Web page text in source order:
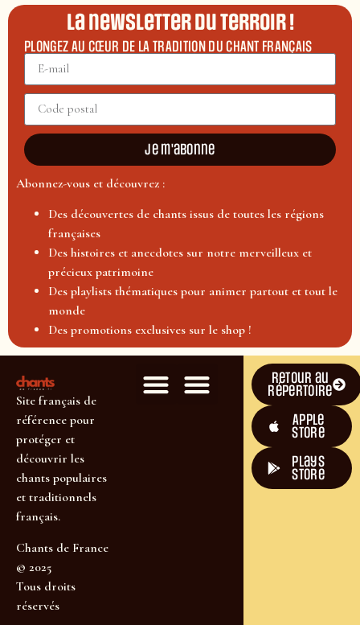
La newsletter du terroir !
PLONGEZ AU CŒUR DE LA TRADITION DU CHANT FRANÇAIS
Je m'abonne
Abonnez-vous et découvrez :
Des découvertes de chants issus de toutes les régions
françaises
Des histoires et anecdotes sur notre merveilleux et
précieux patrimoine
Des playlists thématiques pour animer partout et tout le
monde
Des promotions exclusives sur le shop !
Site français de
référence pour
protéger et
découvrir les
chants populaires
et traditionnels
français.
Chants de France
© 2025
Tous droits
réservés
Retour au
répertoire
Apple
Store
plays
store